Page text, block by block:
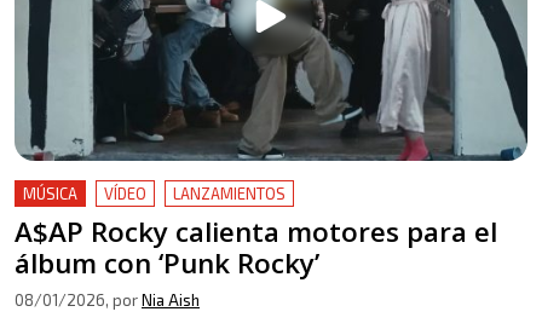
MÚSICA VÍDEO LANZAMIENTOS
A$AP Rocky calienta motores para el
álbum con ‘Punk Rocky’
08/01/2026, porNia Aish